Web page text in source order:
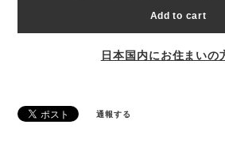
Add to cart
日本国内にお住まいの
通報する